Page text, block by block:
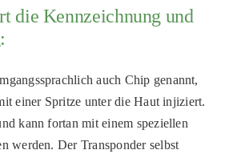
die Kennzeichnung und
auch Chip genannt,
einer Spritze unter die Haut injiziert.
kann fortan mit einem speziellen
werden. Der Transponder selbst